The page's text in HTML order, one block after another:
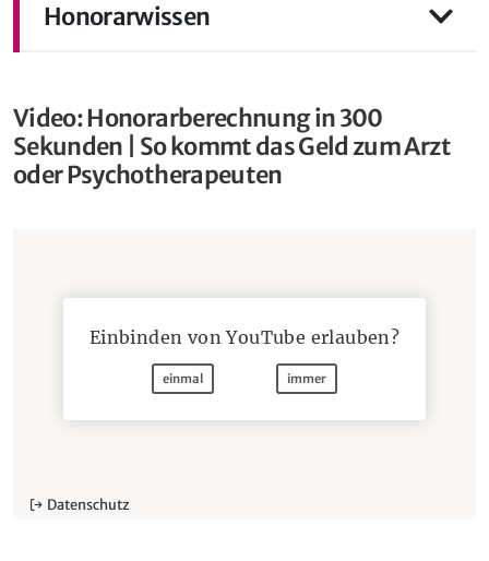
Honorarwissen
Video: Honorarberechnung in 300
Sekunden | So kommt das Geld zum Arzt
oder Psychotherapeuten
Einbinden vonYouTube erlauben?
einmal immer
Datenschutz